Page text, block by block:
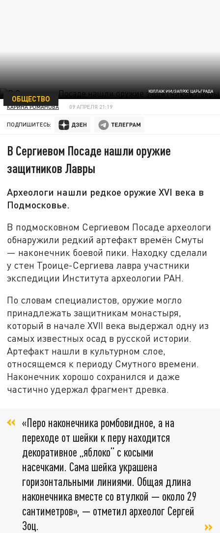
КОЛЛАЖ ИИ/ЗАПРОС ЦАРЬГРАДА
ОБЩЕСТВО
КАРИНА РОМАНОВА 09 АПРЕЛЯ 21:19
ПОДПИШИТЕСЬ:
В Сергиевом Посаде нашли оружие
защитников Лавры
Археологи нашли редкое оружие XVI века в
Подмосковье.
В подмосковном Сергиевом Посаде археологи
обнаружили редкий артефакт времён Смуты
— наконечник боевой пики. Находку сделали
у стен Троице-Сергиева лавра участники
экспедиции Института археологии РАН.
По словам специалистов, оружие могло
принадлежать защитникам монастыря,
который в начале XVII века выдержал одну из
самых известных осад в русской истории.
Артефакт нашли в культурном слое,
относящемся к периоду Смутного времени.
Наконечник хорошо сохранился и даже
частично удержал фрагмент древка.
«Перо наконечника ромбовидное, а на
переходе от шейки к перу находится
декоративное „яблоко“ с косыми
насечками. Сама шейка украшена
горизонтальными линиями. Общая длина
наконечника вместе со втулкой — около 29
сантиметров», — отметил археолог Сергей
Зоц.